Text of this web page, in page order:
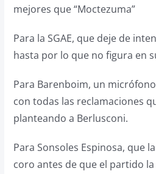
mejores que “Moctezuma”
Para la SGAE, que deje de
hasta por lo que no figura en
Para Barenboim, un
con todas las reclamaciones
planteando a Berlusconi.
Para Sonsoles Espinosa, que
coro antes de que el partido